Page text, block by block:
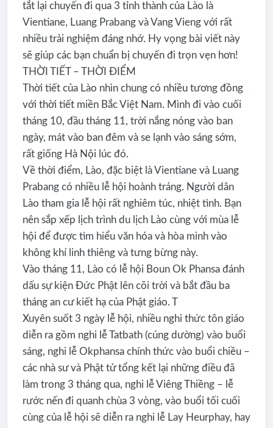
tắt lại chuyến đi qua 3 tỉnh thành của Lào là
Vientiane, Luang Prabang và Vang Vieng với rất
nhiều trải nghiệm đáng nhớ. Hy vọng bài viết này
sẽ giúp các bạn chuẩn bị chuyến đi trọn vẹn hơn!
THỜI TIẾT – THỜI ĐIỂM
Thời tiết của Lào nhìn chung có nhiều tương đồng
với thời tiết miền Bắc Việt Nam. Mình đi vào cuối
tháng 10, đầu tháng 11, trời nắng nóng vào ban
ngày, mát vào ban đêm và se lạnh vào sáng sớm,
rất giống Hà Nội lúc đó.
Về thời điểm, Lào, đặc biệt là Vientiane và Luang
Prabang có nhiều lễ hội hoành tráng. Người dân
Lào tham gia lễ hội rất nghiêm túc, nhiệt tình. Bạn
nên sắp xếp lịch trình du lịch Lào cùng với mùa lễ
hội để được tìm hiểu văn hóa và hòa mình vào
không khí linh thiêng và tưng bừng này.
Vào tháng 11, Lào có lễ hội Boun Ok Phansa đánh
dấu sự kiện Đức Phật lên cõi trời và bắt đầu ba
tháng an cư kiết hạ của Phật giáo. T
Xuyên suốt 3 ngày lễ hội, nhiều nghi thức tôn giáo
diễn ra gồm nghi lễ Tatbath (cúng dường) vào buổi
sáng, nghi lễ Okphansa chính thức vào buổi chiều –
các nhà sư và Phật tử tổng kết lại những điều đã
làm trong 3 tháng qua, nghi lễ Viêng Thiềng – lễ
rước nến đi quanh chùa 3 vòng, vào buổi tối cuối
cùng của lễ hội sẽ diễn ra nghi lễ Lay Heurphay, hay